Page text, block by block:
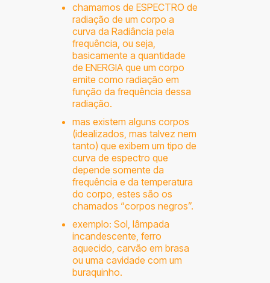
chamamos de ESPECTRO de
radiação de um corpo a
curva da Radiância pela
frequência, ou seja,
basicamente a quantidade
de ENERGIA que um corpo
emite como radiação em
função da frequência dessa
radiação.
mas existem alguns corpos
(idealizados, mas talvez nem
tanto) que exibem um tipo de
curva de espectro que
depende somente da
frequência e da temperatura
do corpo, estes são os
chamados “corpos negros”.
exemplo: Sol, lâmpada
incandescente, ferro
aquecido, carvão em brasa
ou uma cavidade com um
buraquinho.